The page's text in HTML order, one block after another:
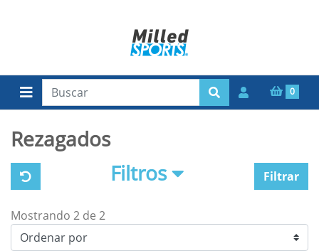
0
Rezagados
Filtros
Filtrar
Mostrando 2 de 2